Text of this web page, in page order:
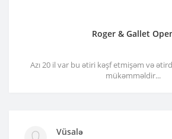
Roger & Gallet
Azı 20 il var bu ətiri kəşf etmişəm və
mükəmməldir...
Vüsalə